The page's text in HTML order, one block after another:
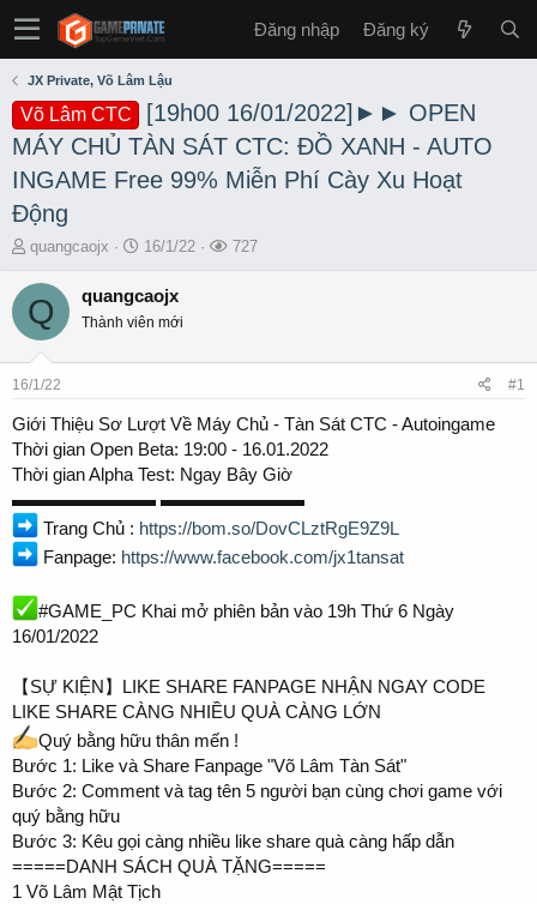
Đăng nhập Đăng ký
JX Private, Võ Lâm Lậu
Võ Lâm CTC
[19h00 16/01/2022]►► OPEN
MÁY CHỦ TÀN SÁT CTC: ĐỒ XANH - AUTO
INGAME Free 99% Miễn Phí Cày Xu Hoạt
Động
T
r
e
s
a
t
e
r
quangcaojx
S
a
t
e
16/1/22
L
727
Q quangcaojx
Thành viên mới
16/1/22 #1
Giới Thiệu Sơ Lượt Về Máy Chủ - Tàn Sát CTC - Autoingame
Thời gian Open Beta: 19:00 - 16.01.2022
Thời gian Alpha Test: Ngay Bây Giờ
▬▬▬▬▬▬▬▬ ▬▬▬▬▬▬▬▬
Trang Chủ : https://bom.so/DovCLztRgE9Z9L
Fanpage: https://www.facebook.com/jx1tansat
#GAME_PC Khai mở phiên bản vào 19h Thứ 6 Ngày
16/01/2022
【SỰ KIỆN】LIKE SHARE FANPAGE NHẬN NGAY CODE
LIKE SHARE CÀNG NHIỀU QUÀ CÀNG LỚN
Quý bằng hữu thân mến !
Bước 1: Like và Share Fanpage "Võ Lâm Tàn Sát"
Bước 2: Comment và tag tên 5 người bạn cùng chơi game với
quý bằng hữu
Bước 3: Kêu gọi càng nhiều like share quà càng hấp dẫn
=====DANH SÁCH QUÀ TẶNG=====
1 Võ Lâm Mật Tịch